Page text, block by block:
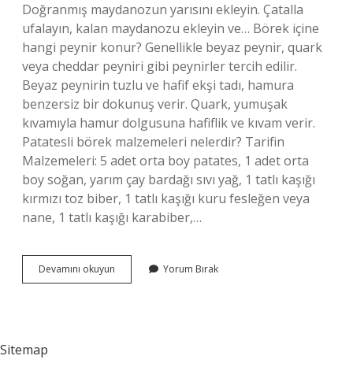
Doğranmış maydanozun yarısını ekleyin. Çatalla
ufalayın, kalan maydanozu ekleyin ve… Börek içine
hangi peynir konur? Genellikle beyaz peynir, quark
veya cheddar peyniri gibi peynirler tercih edilir.
Beyaz peynirin tuzlu ve hafif ekşi tadı, hamura
benzersiz bir dokunuş verir. Quark, yumuşak
kıvamıyla hamur dolgusuna hafiflik ve kıvam verir.
Patatesli börek malzemeleri nelerdir? Tarifin
Malzemeleri: 5 adet orta boy patates, 1 adet orta
boy soğan, yarım çay bardağı sıvı yağ, 1 tatlı kaşığı
kırmızı toz biber, 1 tatlı kaşığı kuru fesleğen veya
nane, 1 tatlı kaşığı karabiber,…
Devamını okuyun Patatesli
Börek
Yorum Bırak
Sitemap